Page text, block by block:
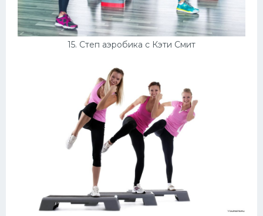
15. Степ аэробика с Кэти Смит